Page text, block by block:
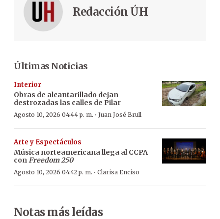
Redacción ÚH
Últimas Noticias
Interior
Obras de alcantarillado dejan
destrozadas las calles de Pilar
Agosto 10, 2026 04:44 p. m. · Juan José Brull
Arte y Espectáculos
Música norteamericana llega al CCPA
conFreedom 250
Agosto 10, 2026 04:42 p. m. · Clarisa Enciso
Notas más leídas